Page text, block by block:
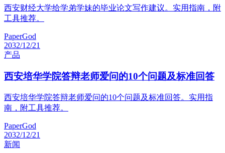
西安财经大学给学弟学妹的毕业论文写作建议。实用指南，附
工具推荐。
PaperGod
2032/12/21
产品
西安培华学院答辩老师爱问的10个问题及标准回答
西安培华学院答辩老师爱问的10个问题及标准回答。实用指
南，附工具推荐。
PaperGod
2032/12/21
新闻